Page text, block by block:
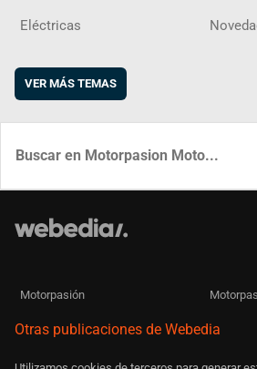
Eléctricas
VER MÁS TEMAS
Motorpasión
Otras publicaciones de Webedia